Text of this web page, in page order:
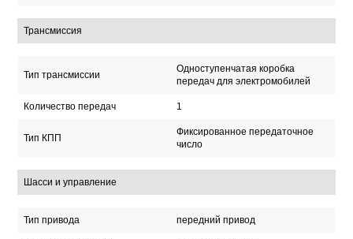
Трансмиссия
Тип трансмиссии
Одноступенчатая коробка
передач для электромобилей
Количество передач 1
Тип КПП
Фиксированное передаточное
число
Шасси и управление
Тип привода передний привод